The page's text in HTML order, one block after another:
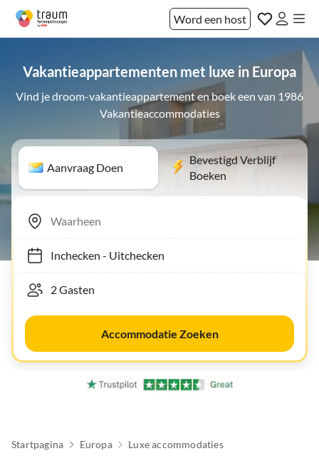
Word een host
Vakantieappartementen met luxe in Europa
Vind je droom-vakantieappartement en boek een van 1986
Vakantieaccommodaties
Aanvraag Doen
Bevestigd Verblijf
Boeken
Inchecken- Uitchecken
Accommodatie Zoeken
Startpagina Europa Luxe accommodaties